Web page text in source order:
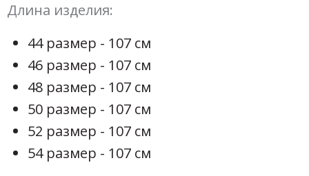
Длина изделия:
44 размер - 107 см
46 размер - 107 см
48 размер - 107 см
50 размер - 107 см
52 размер - 107 см
54 размер - 107 см